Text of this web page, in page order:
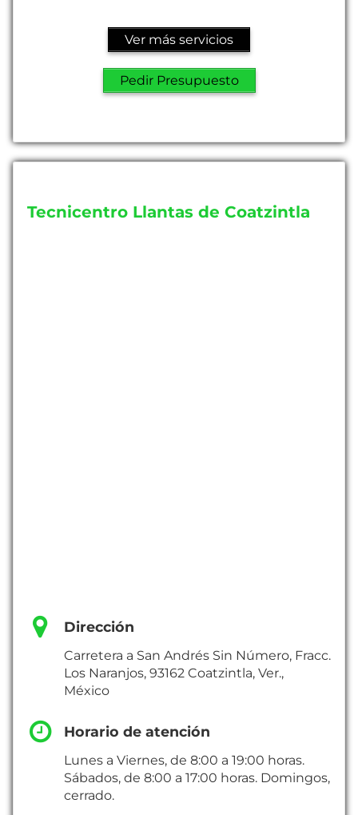
Ver más servicios
Pedir Presupuesto
Tecnicentro Llantas de Coatzintla
Dirección
Carretera a San Andrés Sin Número, Fracc.
Los Naranjos, 93162 Coatzintla, Ver.,
México
Horario de atención
Lunes a Viernes, de 8:00 a 19:00 horas.
Sábados, de 8:00 a 17:00 horas. Domingos,
cerrado.